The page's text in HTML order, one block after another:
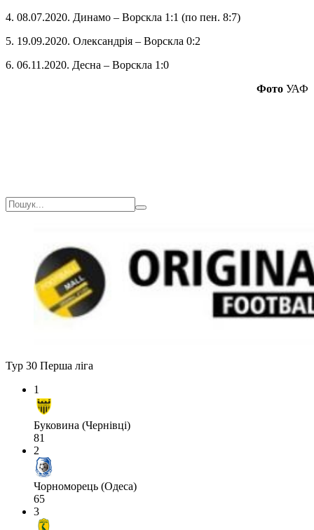
4. 08.07.2020. Динамо – Ворскла 1:1 (по пен. 8:7)
5. 19.09.2020. Олександрія – Ворскла 0:2
6. 06.11.2020. Десна – Ворскла 1:0
Фото УАФ
Тур 30 Перша ліга
1
Буковина (Чернівці)
81
2
Чорноморець (Одеса)
65
3